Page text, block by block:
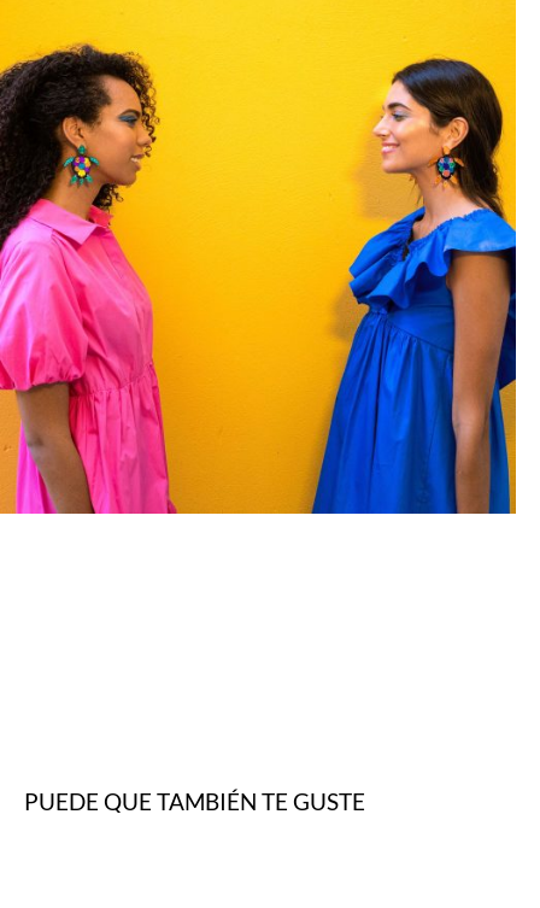
PUEDE QUE TAMBIÉN TE GUSTE